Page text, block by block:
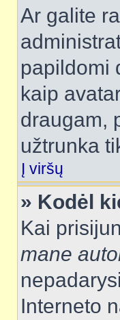
Ar galite
papildomi
kaip
draugam,
užtrunka
Į viršų
» Kodėl
Kai
mane
Interneto